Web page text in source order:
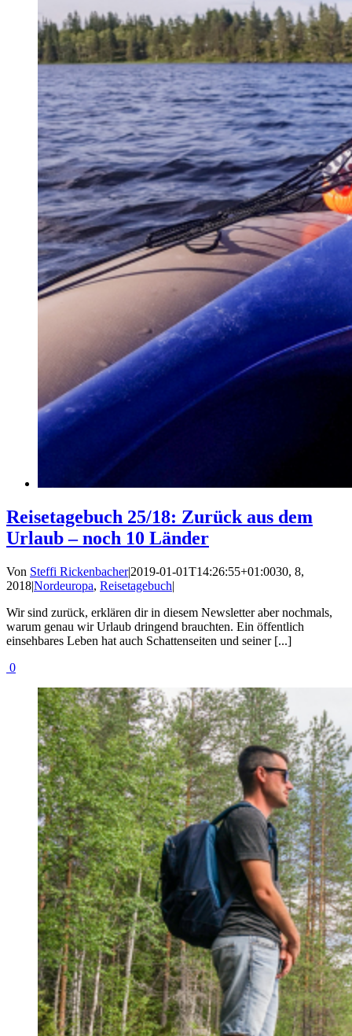
Reisetagebuch 25/18: Zurück aus dem
Urlaub – noch 10 Länder
Von Steffi Rickenbacher|2019-01-01T14:26:55+01:0030, 8,
2018|Nordeuropa, Reisetagebuch|
Wir sind zurück, erklären dir in diesem Newsletter aber nochmals,
warum genau wir Urlaub dringend brauchten. Ein öffentlich
einsehbares Leben hat auch Schattenseiten und seiner [...]
0